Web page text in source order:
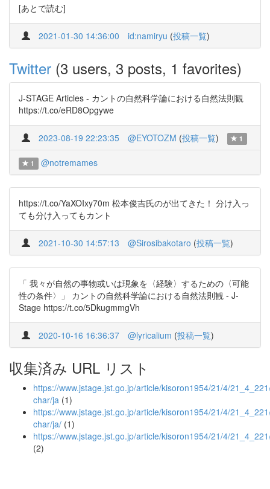
[あとで読む]
2021-01-30 14:36:00 id:namiryu (投稿一覧)
Twitter (3 users, 3 posts, 1 favorites)
J-STAGE Articles - カントの自然科学論における自然法則観
https://t.co/eRD8Opgywe
2023-08-19 22:23:35 @EYOTOZM (投稿一覧) 1
1 @notremames
https://t.co/YaXOIxy70m 松本俊吉氏のが出てきた！ 分け入っ
ても分け入ってもカント
2021-10-30 14:57:13 @Sirosibakotaro (投稿一覧)
「 我々が自然の事物或いは現象を〈経験〉するための〈可能
性の条件〉」 カントの自然科学論における自然法則観 - J-
Stage https://t.co/5DkugmmgVh
2020-10-16 16:36:37 @lyricalium (投稿一覧)
収集済み URL リスト
https://www.jstage.jst.go.jp/article/kisoron1954/21/4/
char/ja (1)
https://www.jstage.jst.go.jp/article/kisoron1954/21/4/
char/ja/ (1)
https://www.jstage.jst.go.jp/article/kisoron1954/21/4/
(2)